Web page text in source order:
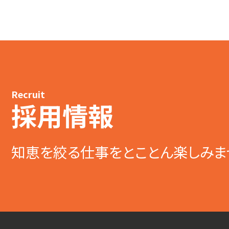
Recruit
採用情報
知恵を絞る仕事をとことん楽しみ